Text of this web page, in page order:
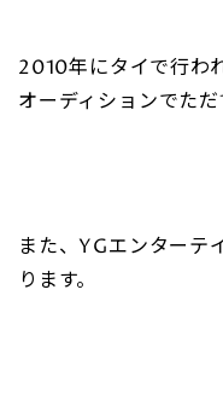
2010年にタイで行わ
オーディションでただ
また、YGエンターテ
ります。